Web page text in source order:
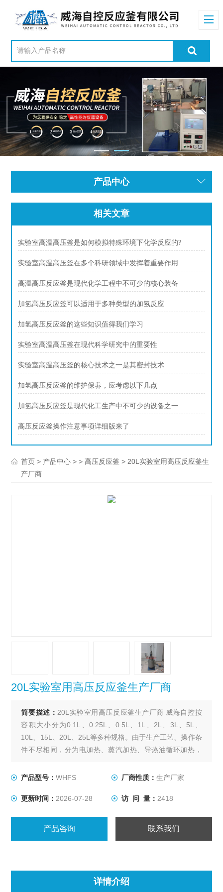
产品中心
相关文章
实验室高温高压釜是如何模拟特殊环境下化学反应的?
实验室高温高压釜在多个科研领域中发挥着重要作用
高温高压反应釜是现代化学工程中不可少的核心装备
加氢高压反应釜可以适用于多种类型的加氢反应
加氢高压反应釜的这些知识值得我们学习
实验室高温高压釜在现代科学研究中的重要性
实验室高温高压釜的核心技术之一是其密封技术
加氢高压反应釜的维护保养，应考虑以下几点
加氢高压反应釜是现代化工生产中不可少的设备之一
高压反应釜操作注意事项详细版来了
首页 > 产品中心 > >高压反应釜 > 20L实验室用高压反应釜生
产厂商
20L实验室用高压反应釜生产厂商
简要描述： 20L实验室用高压反应釜生产厂商 威海自控按
容积大小分为0.1L、0.25L、0.5L、1L、2L、3L、5L、
10L、15L、20L、25L等多种规格。由于生产工艺、操作条
件不尽相同，分为电加热、蒸汽加热、导热油循环加热，
推进式、自吸式、框式。其他要求可根据用户要求设计、
产品型号：WHFS 厂商性质： 生产厂家
更新时间： 2026-07-28 访 问 量： 2418
产品咨询 联系我们
详情介绍